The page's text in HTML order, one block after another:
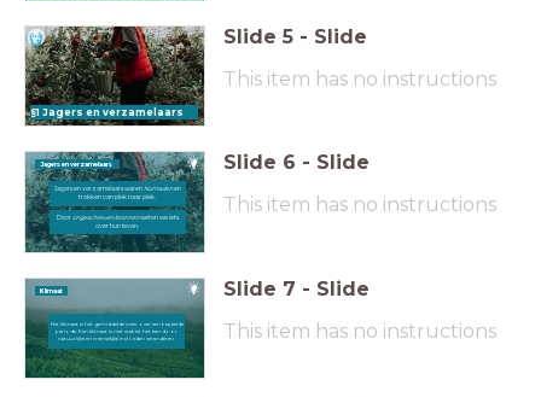
§1 Jagers en verzamelaars
Slide 5 - Slide
This item has no instructions
Jagers en verzamelaars
Jagers en verzamelaars waren Nomadenen
trokken van plek naar plek.
Doorongeschrevenbronnenweten we iets
over hun leven.
Slide 6 - Slide
This item has no instructions
Klimaat
Het klimaat is het gemiddelde weer over een bepaalde
periode. Een klimaat is niet stabiel, het kan door
natuurlijke en menselijke invloeden veranderen.
Slide 7 - Slide
This item has no instructions